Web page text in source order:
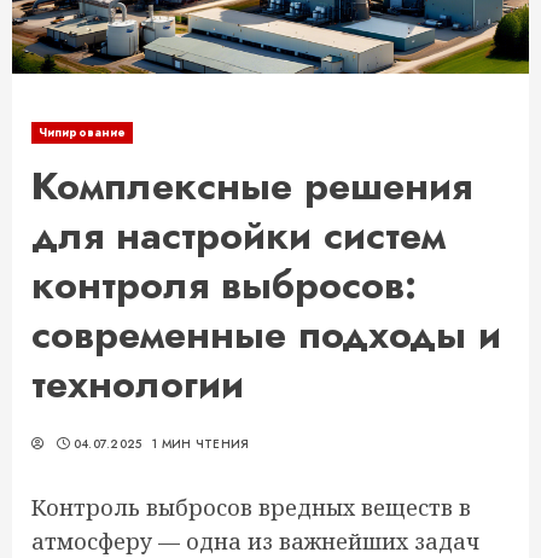
Чипирование
Комплексные решения
для настройки систем
контроля выбросов:
современные подходы и
технологии
04.07.2025 1 МИН ЧТЕНИЯ
Контроль выбросов вредных веществ в
атмосферу — одна из важнейших задач